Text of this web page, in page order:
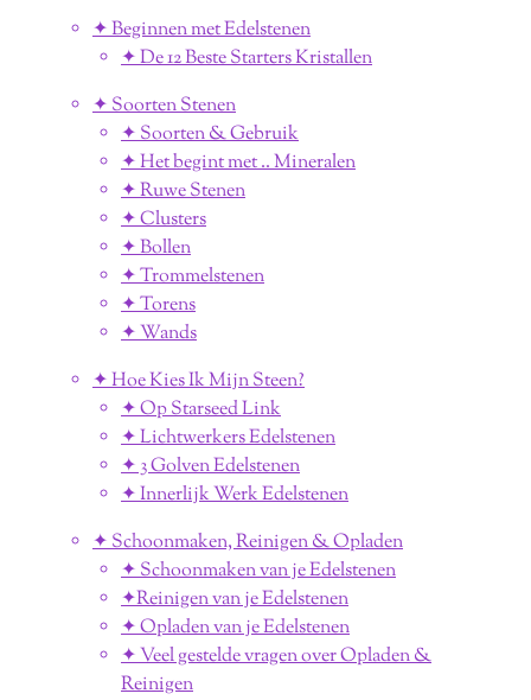
✦ Beginnen met Edelstenen
✦ De 12 Beste Starters Kristallen
✦ Soorten Stenen
✦ Soorten & Gebruik
✦ Het begint met .. Mineralen
✦ Ruwe Stenen
✦ Clusters
✦ Bollen
✦ Trommelstenen
✦ Torens
✦ Wands
✦ Hoe Kies Ik Mijn Steen?
✦ Op Starseed Link
✦ Lichtwerkers Edelstenen
✦ 3 Golven Edelstenen
✦ Innerlijk Werk Edelstenen
✦ Schoonmaken, Reinigen & Opladen
✦ Schoonmaken van je Edelstenen
✦Reinigen van je Edelstenen
✦ Opladen van je Edelstenen
✦ Veel gestelde vragen over Opladen &
Reinigen